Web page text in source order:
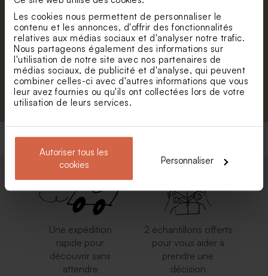
Les cookies nous permettent de personnaliser le
contenu et les annonces, d'offrir des fonctionnalités
relatives aux médias sociaux et d'analyser notre trafic.
Nous partageons également des informations sur
l'utilisation de notre site avec nos partenaires de
médias sociaux, de publicité et d'analyse, qui peuvent
combiner celles-ci avec d'autres informations que vous
leur avez fournies ou qu'ils ont collectées lors de votre
utilisation de leurs services.
Autoriser tous les
cookies
Personnaliser
enchantée
Prénom
E-mail
S'abonner
Une expédition
rapide pour
découvrir sans
attendre
2 échantillons offerts
pour vous aider à
prendre une
décision